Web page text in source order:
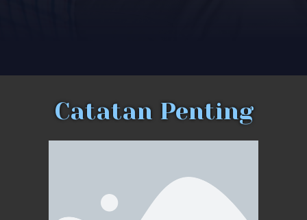
Catatan Penting